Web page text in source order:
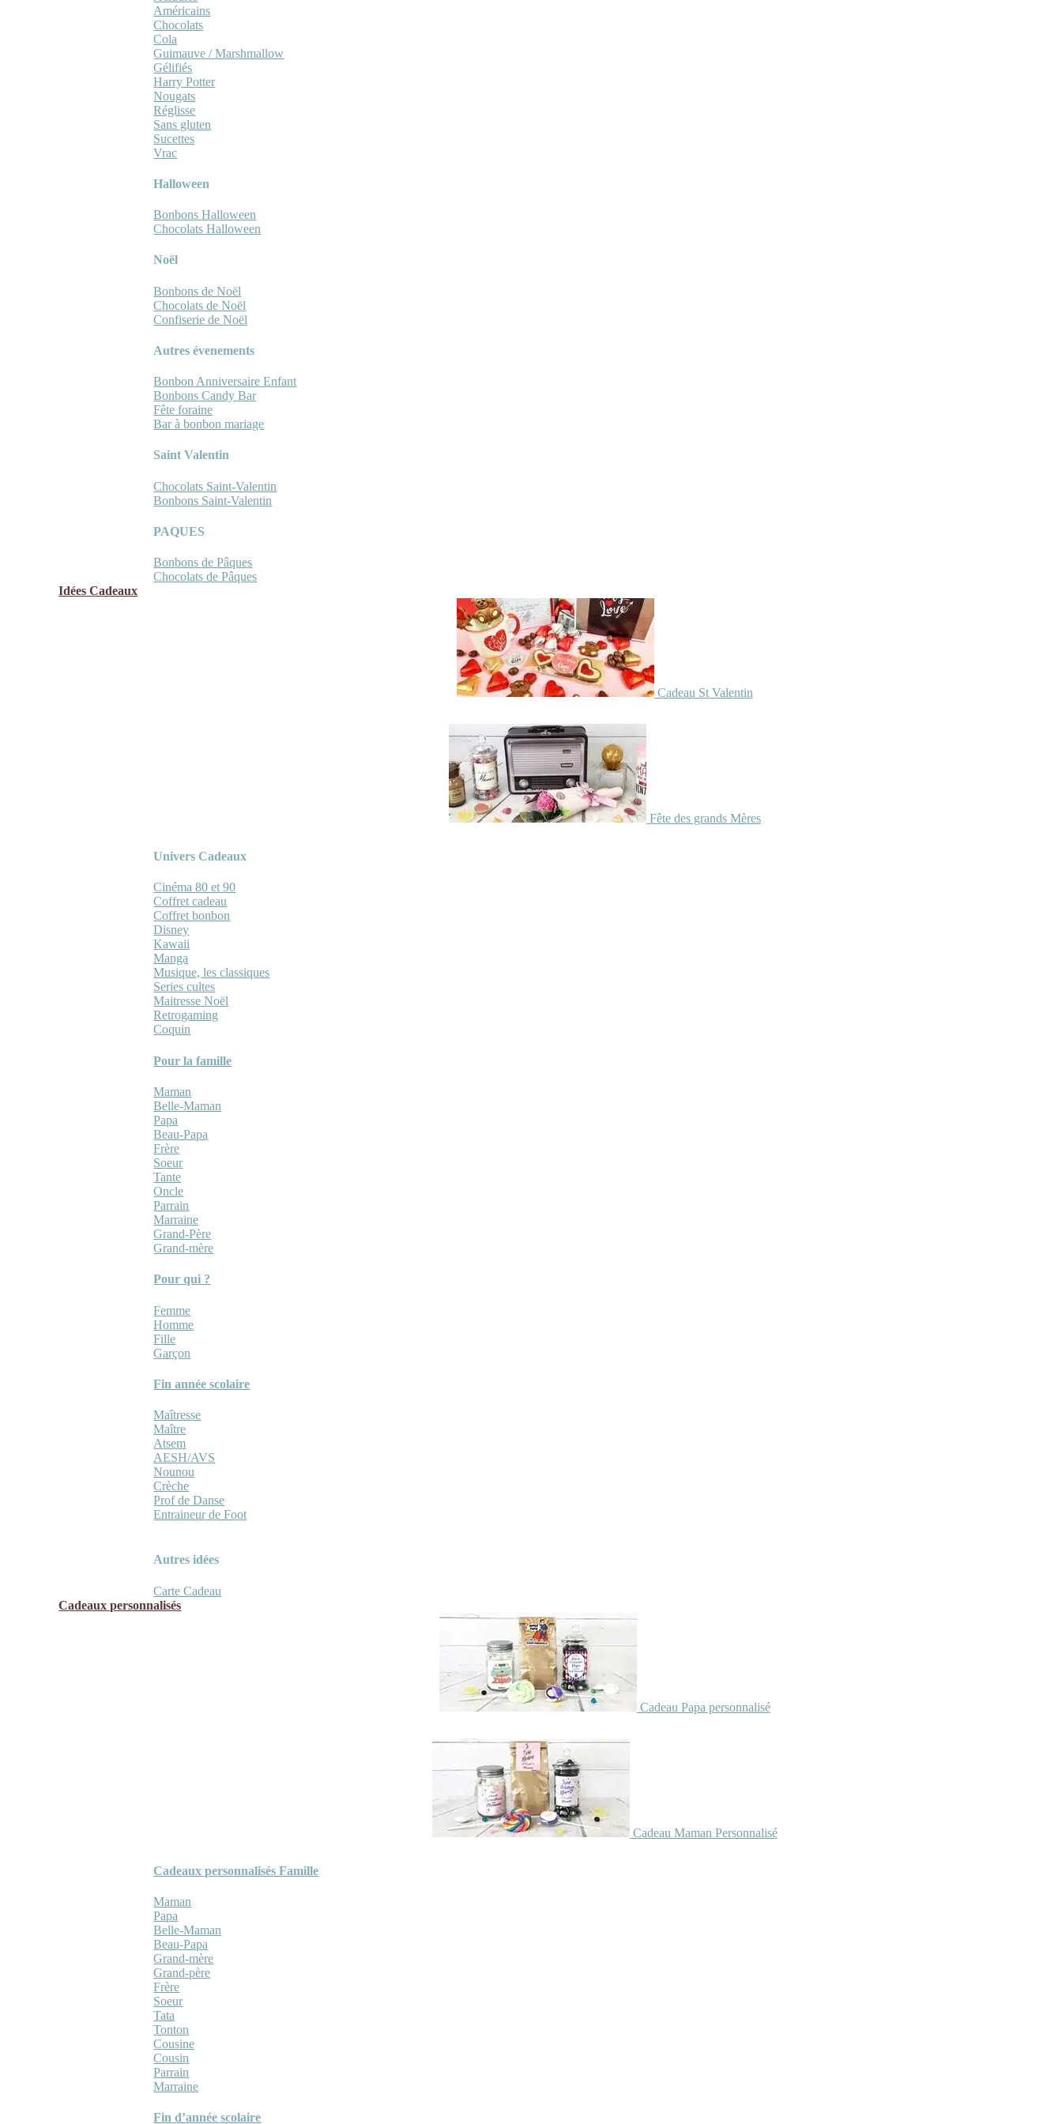
Américains
Chocolats
Cola
Guimauve / Marshmallow
Gélifiés
Harry Potter
Nougats
Réglisse
Sans gluten
Sucettes
Vrac
Halloween
Bonbons Halloween
Chocolats Halloween
Noël
Bonbons de Noël
Chocolats de Noël
Confiserie de Noël
Autres évenements
Bonbon Anniversaire Enfant
Bonbons Candy Bar
Fête foraine
Bar à bonbon mariage
Saint Valentin
Chocolats Saint-Valentin
Bonbons Saint-Valentin
PAQUES
Bonbons de Pâques
Chocolats de Pâques
Idées Cadeaux
Cadeau St Valentin
Fête des grands Mères
Univers Cadeaux
Cinéma 80 et 90
Coffret cadeau
Coffret bonbon
Disney
Kawaii
Manga
Musique, les classiques
Series cultes
Maitresse Noël
Retrogaming
Coquin
Pour la famille
Maman
Belle-Maman
Papa
Beau-Papa
Frère
Soeur
Tante
Oncle
Parrain
Marraine
Grand-Père
Grand-mère
Pour qui ?
Femme
Homme
Fille
Garçon
Fin année scolaire
Maîtresse
Maître
Atsem
AESH/AVS
Nounou
Crèche
Prof de Danse
Entraineur de Foot
Autres idées
Carte Cadeau
Cadeaux personnalisés
Cadeau Papa personnalisé
Cadeau Maman Personnalisé
Cadeaux personnalisés Famille
Maman
Papa
Belle-Maman
Beau-Papa
Grand-mère
Grand-père
Frère
Soeur
Tata
Tonton
Cousine
Cousin
Parrain
Marraine
Fin d’année scolaire